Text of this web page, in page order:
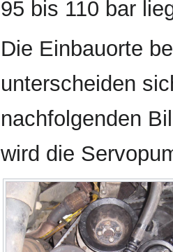
95 bis 110 bar
Die Einbauorte
unterscheiden
nachfolgenden
wird die